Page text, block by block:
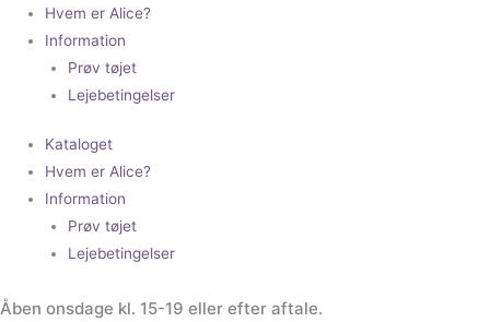
Hvem er Alice?
Information
Prøv tøjet
Lejebetingelser
Kataloget
Hvem er Alice?
Information
Prøv tøjet
Lejebetingelser
Åben onsdage kl. 15-19 eller efter aftale.